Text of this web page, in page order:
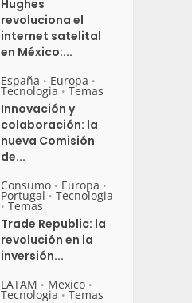
Hughes
revoluciona el
internet satelital
en México:...
España • Europa •
Tecnologia • Temas
Innovación y
colaboración: la
nueva Comisión
de...
Consumo • Europa •
Portugal • Tecnologia
• Temas
Trade Republic: la
revolución en la
inversión...
LATAM • Mexico •
Tecnologia • Temas